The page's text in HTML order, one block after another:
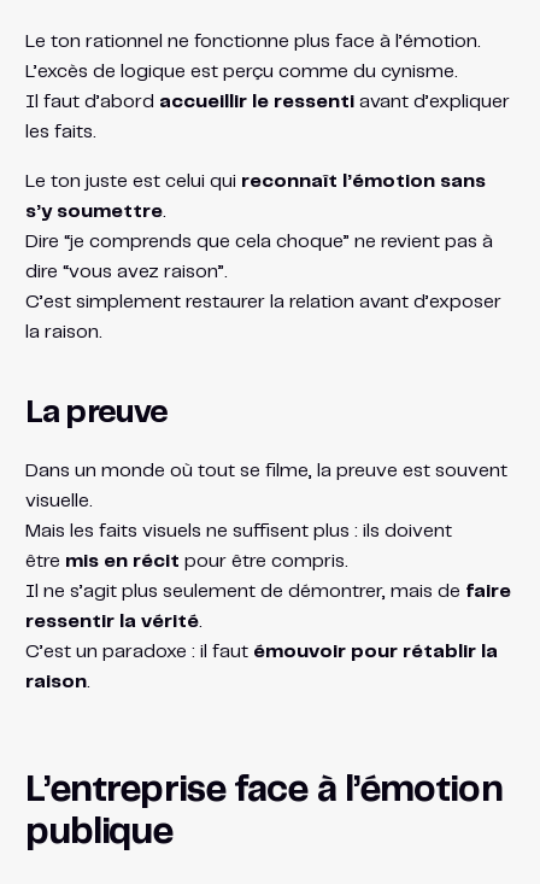
Le ton rationnel ne fonctionne plus face à l’émotion.
L’excès de logique est perçu comme du cynisme.
Il faut d’abord accueillir le ressentiavant d’expliquer
les faits.
Le ton juste est celui qui reconnaît l’émotion sans
s’y soumettre.
Dire “je comprends que cela choque” ne revient pas à
dire “vous avez raison”.
C’est simplement restaurer la relation avant d’exposer
la raison.
La preuve
Dans un monde où tout se filme, la preuve est souvent
visuelle.
Mais les faits visuels ne suffisent plus : ils doivent
être mis en récit pour être compris.
Il ne s’agit plus seulement de démontrer, mais de faire
ressentir la vérité.
C’est un paradoxe : il faut émouvoir pour rétablir la
raison.
L’entreprise face à l’émotion
publique